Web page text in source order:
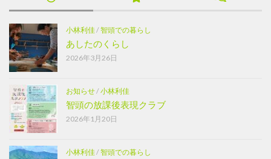
小林利佳/智頭での暮らし
あしたのくらし
2026年3月26日
お知らせ/小林利佳
智頭の放課後表現クラブ
2026年1月20日
小林利佳/智頭での暮らし